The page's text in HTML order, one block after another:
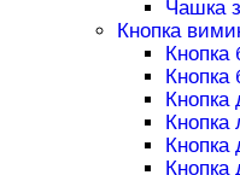
Чашка
Кнопка
Кнопка
Кнопка
Кнопка
Кнопка
Кнопка